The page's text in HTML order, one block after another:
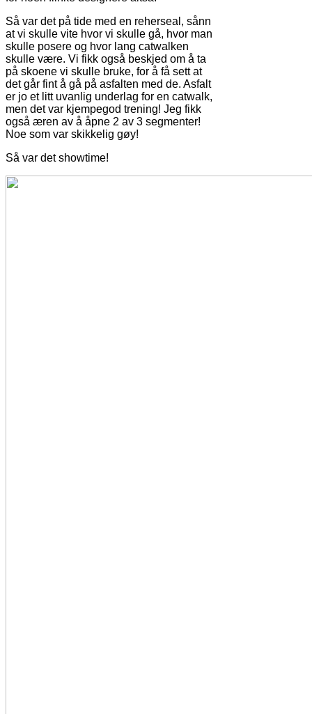
Så var det på tide med en reherseal, sånn
at vi skulle vite hvor vi skulle gå, hvor man
skulle posere og hvor lang catwalken
skulle være. Vi fikk også beskjed om å ta
på skoene vi skulle bruke, for å få sett at
det går fint å gå på asfalten med de. Asfalt
er jo et litt uvanlig underlag for en catwalk,
men det var kjempegod trening! Jeg fikk
også æren av å åpne 2 av 3 segmenter!
Noe som var skikkelig gøy!
Så var det showtime!